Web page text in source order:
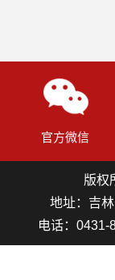
官方微信
版权
地址：吉
电话：